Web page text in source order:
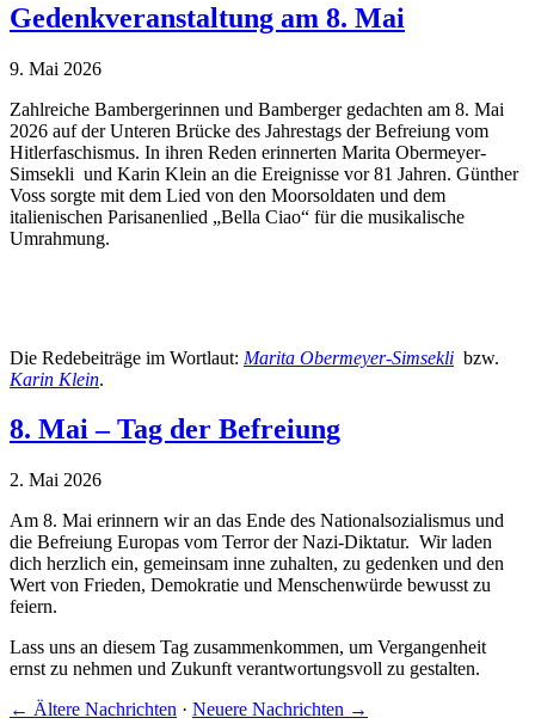
Gedenkveranstaltung am 8. Mai
9. Mai 2026
Zahlreiche Bambergerinnen und Bamberger gedachten am 8. Mai
2026 auf der Unteren Brücke des Jahrestags der Befreiung vom
Hitlerfaschismus. In ihren Reden erinnerten Marita Obermeyer-
Simsekli und Karin Klein an die Ereignisse vor 81 Jahren. Günther
Voss sorgte mit dem Lied von den Moorsoldaten und dem
italienischen Parisanenlied „Bella Ciao“ für die musikalische
Umrahmung.
Die Redebeiträge im Wortlaut: Marita Obermeyer-Simsekli bzw.
Karin Klein.
8. Mai – Tag der Befreiung
2. Mai 2026
Am 8. Mai erinnern wir an das Ende des Nationalsozialismus und
die Befreiung Europas vom Terror der Nazi-Diktatur. Wir laden
dich herzlich ein, gemeinsam inne zuhalten, zu gedenken und den
Wert von Frieden, Demokratie und Menschenwürde bewusst zu
feiern.
Lass uns an diesem Tag zusammenkommen, um Vergangenheit
ernst zu nehmen und Zukunft verantwortungsvoll zu gestalten.
← Ältere Nachrichten · Neuere Nachrichten →